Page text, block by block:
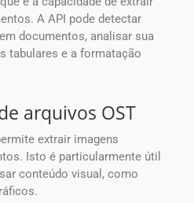
A API pode detectar
documentos, analisar sua
tabulares e a formatação
arquivos OST
extrair imagens
Isto é particularmente útil
conteúdo visual, como